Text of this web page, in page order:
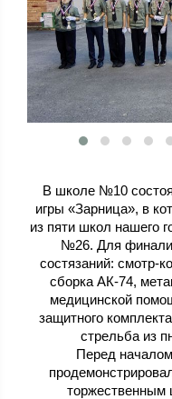
В школе №10
игры «Зарница», в
из пяти школ
№26. Для
состязаний: смотр-
сборка АК-74,
медицинской
защитного
стрельба из
Перед
торжественным